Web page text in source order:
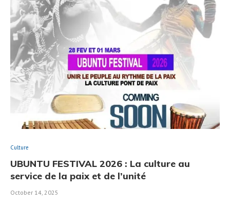
Culture
UBUNTU FESTIVAL 2026 : La culture au
service de la paix et de l’unité
October 14, 2025